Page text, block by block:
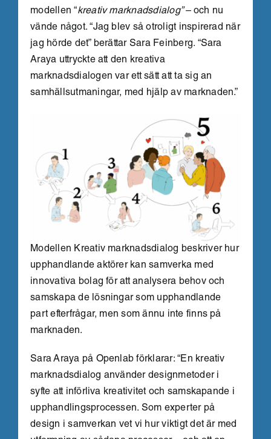
modellen “kreativ marknadsdialog” – och nu
vände något. “Jag blev så otroligt inspirerad när
jag hörde det” berättar Sara Feinberg. “Sara
Araya uttryckte att den kreativa
marknadsdialogen var ett sätt att ta sig an
samhällsutmaningar, med hjälp av marknaden.”
Modellen Kreativ marknadsdialog beskriver hur
upphandlande aktörer kan samverka med
innovativa bolag för att analysera behov och
samskapa de lösningar som upphandlande
part efterfrågar, men som ännu inte finns på
marknaden.
Sara Araya på Openlab förklarar: “En kreativ
marknadsdialog använder designmetoder i
syfte att införliva kreativitet och samskapande i
upphandlingsprocessen. Som experter på
design i samverkan vet vi hur viktigt det är med